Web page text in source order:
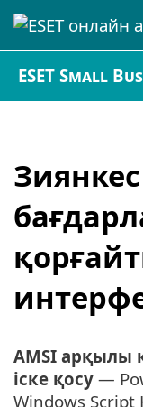
ESET Small
Зиянкес
AMSI арқылы
іске қосу —
Windows Script